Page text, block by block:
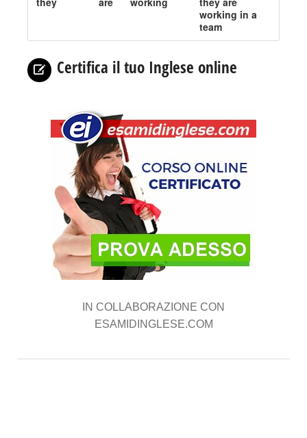
working in a
team
Certifica il tuo Inglese online
IN COLLABORAZIONE CON
ESAMIDINGLESE.COM